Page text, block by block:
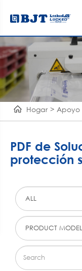
Hogar Apoyo
PDF de
protección